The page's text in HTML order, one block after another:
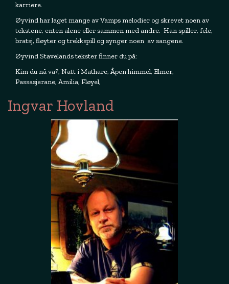
karriere.
Øyvind har laget mange av Vamps melodier og skrevet noen av
tekstene, enten alene eller sammen med andre. Han spiller, fele,
bratsj, fløyter og trekkspill og synger noen av sangene.
Øyvind Stavelands tekster finner du på:
Kim du nå va?, Natt i Mathare, Åpen himmel, Elmer,
Passasjerane, Amilia, Fløyel,
Ingvar Hovland